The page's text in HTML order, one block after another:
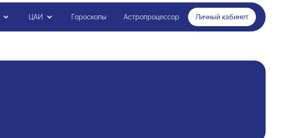
ЦАИ Гороскопы Астропроцессор Личный кабинет